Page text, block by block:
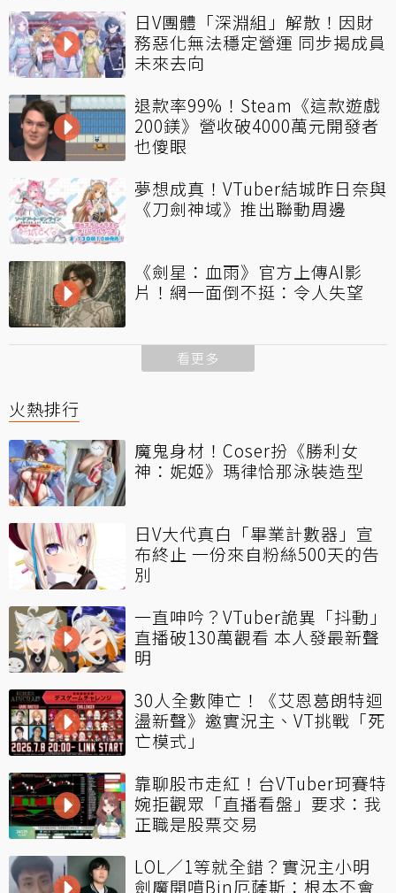
日V團體「深淵組」解散！因財
務惡化無法穩定營運 同步揭成員
未來去向
退款率99%！Steam《這款遊戲
200鎂》營收破4000萬元開發者
也傻眼
夢想成真！VTuber結城昨日奈與
《刀劍神域》推出聯動周邊
《劍星：血雨》官方上傳AI影
片！網一面倒不挺：令人失望
看更多
火熱排行
魔鬼身材！Coser扮《勝利女
神：妮姬》瑪律恰那泳裝造型
日V大代真白「畢業計數器」宣
布終止 一份來自粉絲500天的告
別
一直呻吟？VTuber詭異「抖動」
直播破130萬觀看 本人發最新聲
明
30人全數陣亡！《艾恩葛朗特迴
盪新聲》邀實況主、VT挑戰「死
亡模式」
靠聊股市走紅！台VTuber珂賽特
婉拒觀眾「直播看盤」要求：我
正職是股票交易
LOL／1等就全錯？實況主小明
劍魔開噴Bin厄薩斯：根本不會